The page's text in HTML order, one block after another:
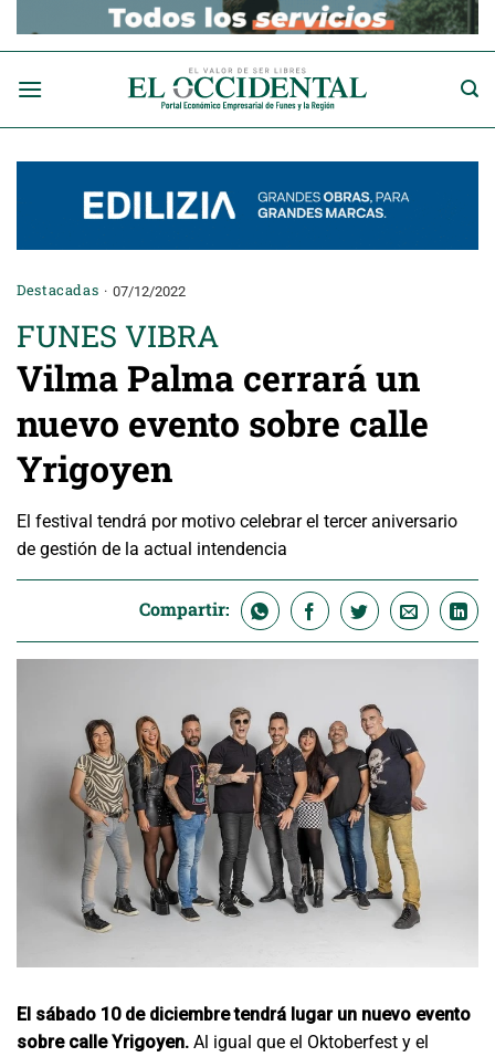
Destacadas 07/12/2022
FUNES VIBRA
Vilma Palma cerrará un
nuevo evento sobre calle
Yrigoyen
El festival tendrá por motivo celebrar el tercer aniversario
de gestión de la actual intendencia
Compartir:
El sábado 10 de diciembre tendrá lugar un nuevo evento
sobre calle Yrigoyen. Al igual que el Oktoberfest y el